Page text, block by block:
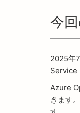
今
2025年
Service
Azure
きます